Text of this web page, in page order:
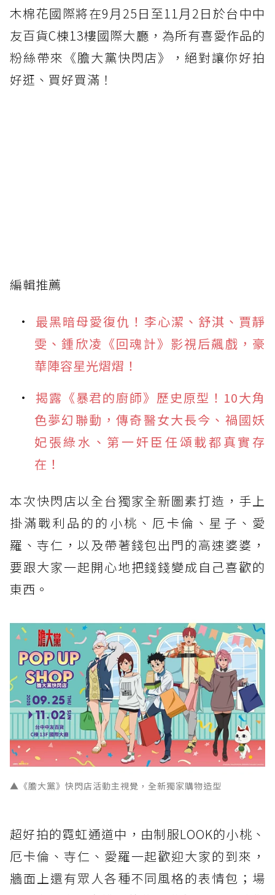
木棉花國際將在9月25日至11月2日於台中中
友百貨C棟13樓國際大廳，為所有喜愛作品的
粉絲帶來《膽大黨快閃店》，絕對讓你好拍
好逛、買好買滿！
編輯推薦
最黑暗母愛復仇！李心潔、舒淇、賈靜
雯、鍾欣凌《回魂計》影視后飆戲，豪
華陣容星光熠熠！
揭露《暴君的廚師》歷史原型！10大角
色夢幻聯動，傳奇醫女大長今、禍國妖
妃張綠水、第一奸臣任頌載都真實存
在！
本次快閃店以全台獨家全新圖素打造，手上
掛滿戰利品的的小桃、厄卡倫、星子、愛
羅、寺仁，以及帶著錢包出門的高速婆婆，
要跟大家一起開心地把錢錢變成自己喜歡的
東西。
▲《膽大黨》快閃店活動主視覺，全新獨家購物造型
超好拍的霓虹通道中，由制服LOOK的小桃、
厄卡倫、寺仁、愛羅一起歡迎大家的到來，
牆面上還有眾人各種不同風格的表情包；場